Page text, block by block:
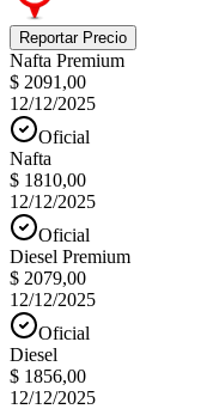
Reportar Precio
Nafta Premium
$ 2091,00
12/12/2025
Oficial
Nafta
$ 1810,00
12/12/2025
Oficial
Diesel Premium
$ 2079,00
12/12/2025
Oficial
Diesel
$ 1856,00
12/12/2025